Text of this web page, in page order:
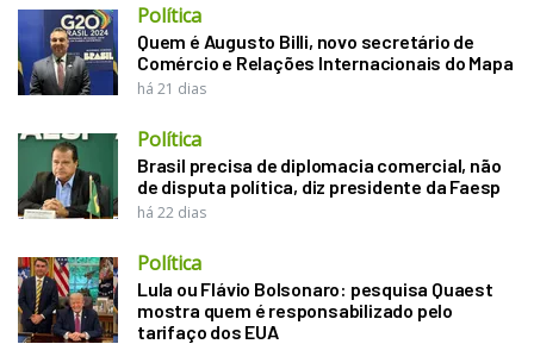
Política
Quem é Augusto Billi, novo secretário de
Comércio e Relações Internacionais do Mapa
há 21 dias
Política
Brasil precisa de diplomacia comercial, não
de disputa política, diz presidente da Faesp
há 22 dias
Política
Lula ou Flávio Bolsonaro: pesquisa Quaest
mostra quem é responsabilizado pelo
tarifaço dos EUA